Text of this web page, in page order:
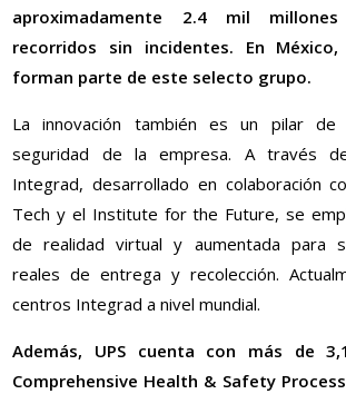
aproximadamente 2.4 mil
recorridos sin incidentes. En
forman parte de este selecto grupo.
La innovación también es un pilar
seguridad de la empresa. A través
Integrad, desarrollado en colaboración
Tech y el Institute for the Future, se
de realidad virtual y aumentada para
reales de entrega y recolección.
centros Integrad a nivel mundial.
Además, UPS cuenta con más de
Comprehensive Health & Safety Process